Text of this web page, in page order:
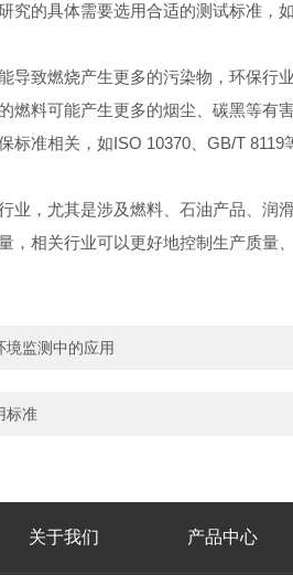
究的具体需要选用合适的测试标准，
导致燃烧产生更多的污染物，环保行
燃料可能产生更多的烟尘、碳黑等有
标准相关，如ISO 10370、GB/T 8119
业，尤其是涉及燃料、石油产品、润
，相关行业可以更好地控制生产质量
境监测中的应用
标准
关于我们 产品中心